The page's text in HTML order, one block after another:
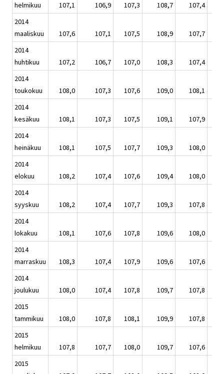
helmikuu
107,1 106,9 107,3 108,7
107,4
2014
maaliskuu
107,6 107,1 107,5 108,9
107,7
2014
huhtikuu
107,2 106,7 107,0 108,3
107,4
2014
toukokuu
108,0 107,3 107,6 109,0
108,1
2014
kesäkuu
108,1 107,3 107,5 109,1
107,9
2014
heinäkuu
108,1 107,5 107,7 109,3
108,0
2014
elokuu
108,2 107,4 107,6 109,4
108,0
2014
syyskuu
108,2 107,4 107,7 109,3
107,8
2014
lokakuu
108,1 107,6 107,8 109,6
108,0
2014
marraskuu
108,3 107,4 107,9 109,6
107,6
2014
joulukuu
108,0 107,4 107,8 109,7
107,8
2015
tammikuu
108,0 107,8 108,1 109,9
107,8
2015
helmikuu
107,8 107,7 108,0 109,7
107,6
2015